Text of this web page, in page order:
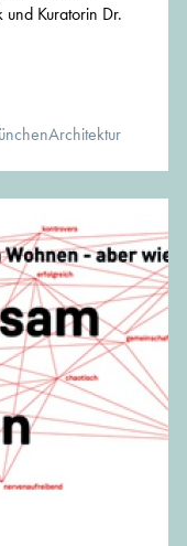
und Kuratorin Dr.